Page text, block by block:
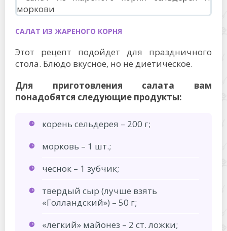
САЛАТ ИЗ ЖАРЕНОГО КОРНЯ
Этот рецепт подойдет для праздничного
стола. Блюдо вкусное, но не диетическое.
Для приготовления салата вам
понадобятся следующие продукты:
корень сельдерея – 200 г;
морковь – 1 шт.;
чеснок – 1 зубчик;
твердый сыр (лучше взять
«Голландский») – 50 г;
«легкий» майонез – 2 ст. ложки;